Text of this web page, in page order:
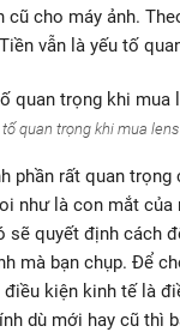
cũ cho máy ảnh.
vẫn là yếu tố
quan trọng khi mua
phần rất quan trọng
như là con mắt
sẽ quyết định cách
mà bạn chụp. Để
điều kiện kinh tế là
dù mới hay cũ thì